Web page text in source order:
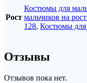
Рост
Костюмы для
мальчиков на
128, Костюмы для
Отзывы
Отзывов пока нет.